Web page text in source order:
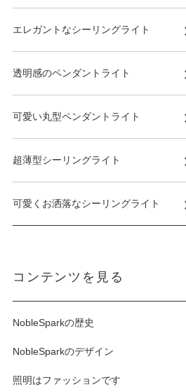
エレガントなシーリングライト
透明感のペンダントライト
可愛い丸型ペンダントライト
超薄型シーリングライト
可愛くお洒落なシーリングライト
コンテンツを見る
NobleSparkの歴史
NobleSparkのデザイン
照明はファッションです